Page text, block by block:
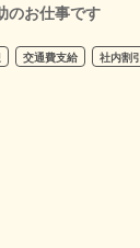
のお仕事です
交通費支給 社内割